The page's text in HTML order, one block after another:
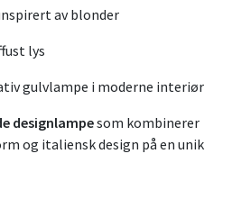
av blonder
lys
gulvlampe i moderne interiør
designlampesom kombinerer
og italiensk design på en unik